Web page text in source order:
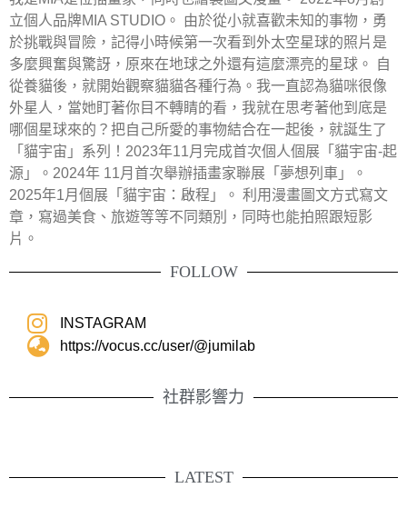
立個人品牌MIA STUDIO。 由於從小就喜歡未知的事物，勇
於挑戰與冒險，記得小時候第一次看到外太空星球的照片是
多麼興奮與驚訝，原來在地球之外還有這麼漂亮的星球。 自
從養貓後，就開始觀察貓貓各種行為。我一直認為貓咪很像
外星人，當她盯著你目不轉睛的看，我就在思考著他到底是
哪個星球來的？把自己所愛的事物結合在一起後，就誕生了
「貓宇宙」系列！2023年11月完成首次個人個展「貓宇宙-起
源」。2024年 11月首次舉辦插畫家聯展「夢想列車」。
2025年1月個展「貓宇宙：啟程」。 利用漫畫圖文方式寫文
章，寫過美食、旅遊等等不同類別，同時也能拍照跟短影
片。
FOLLOW
INSTAGRAM
https://vocus.cc/user/@jumilab
社群影響力
LATEST